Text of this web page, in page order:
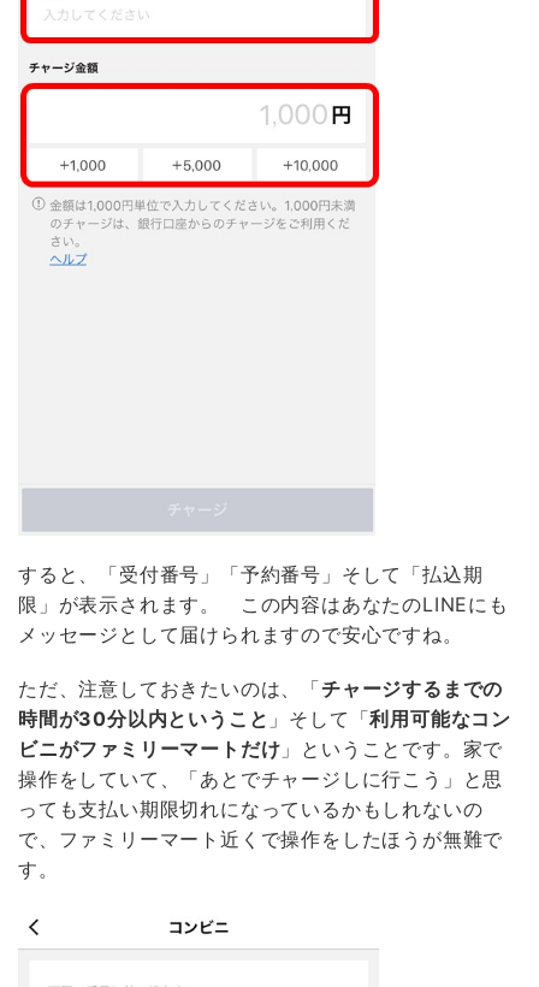
すると、「受付番号」「予約番号」そして「払込期
限」が表示されます。 この内容はあなたのLINEにも
メッセージとして届けられますので安心ですね。
ただ、注意しておきたいのは、「チャージするまでの
時間が30分以内ということ 」そして「利用可能なコン
ビニがファミリーマートだけ 」ということです。家で
操作をしていて、「あとでチャージしに行こう」と思
っても支払い期限切れになっているかもしれないの
で、ファミリーマート近くで操作をしたほうが無難で
す。